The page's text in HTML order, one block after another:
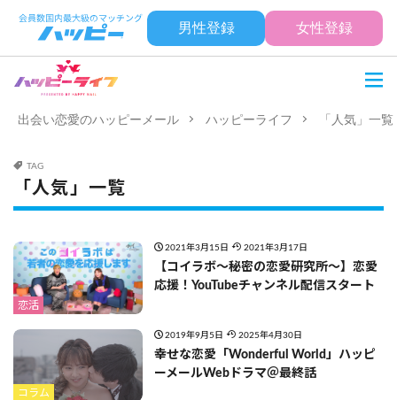
男性登録 女性登録
出会い恋愛のハッピーメール ハッピーライフ 「人気」一覧
TAG
「人気」一覧
恋活
2021年3月15日 2021年3月17日
【コイラボ～秘密の恋愛研究所～】恋愛
応援！YouTubeチャンネル配信スタート
コラム
2019年9月5日 2025年4月30日
幸せな恋愛「Wonderful World」ハッピ
ーメールWebドラマ＠最終話